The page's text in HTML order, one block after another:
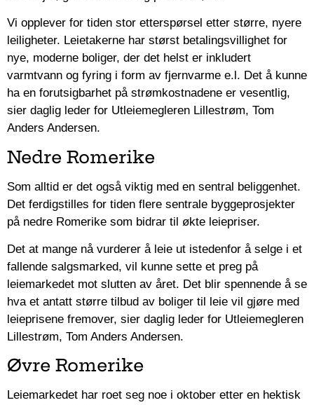
Vi opplever for tiden stor etterspørsel etter større, nyere
leiligheter. Leietakerne har størst betalingsvillighet for
nye, moderne boliger, der det helst er inkludert
varmtvann og fyring i form av fjernvarme e.l. Det å kunne
ha en forutsigbarhet på strømkostnadene er vesentlig,
sier daglig leder for Utleiemegleren Lillestrøm, Tom
Anders Andersen.
Nedre Romerike
Som alltid er det også viktig med en sentral beliggenhet.
Det ferdigstilles for tiden flere sentrale byggeprosjekter
på nedre Romerike som bidrar til økte leiepriser.
Det at mange nå vurderer å leie ut istedenfor å selge i et
fallende salgsmarked, vil kunne sette et preg på
leiemarkedet mot slutten av året. Det blir spennende å se
hva et antatt større tilbud av boliger til leie vil gjøre med
leieprisene fremover, sier daglig leder for Utleiemegleren
Lillestrøm, Tom Anders Andersen.
Øvre Romerike
Leiemarkedet har roet seg noe i oktober etter en hektisk